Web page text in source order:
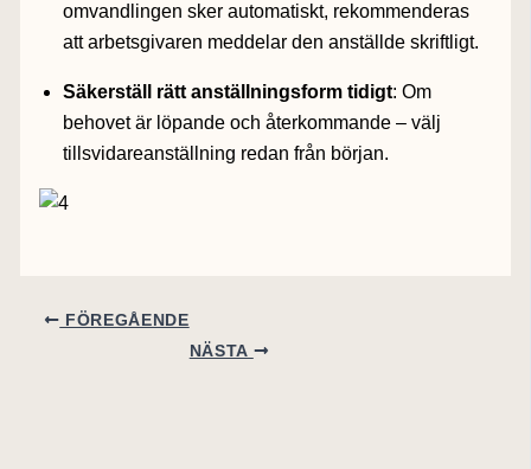
omvandlingen sker automatiskt, rekommenderas
att arbetsgivaren meddelar den anställde skriftligt.
Säkerställ rätt anställningsform tidigt: Om
behovet är löpande och återkommande – välj
tillsvidareanställning redan från början.
FÖREGÅENDE
NÄSTA